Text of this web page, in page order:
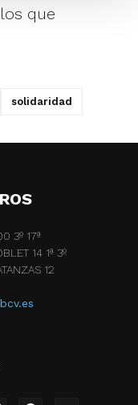
que
solidaridad
3º 17ª
14 1ª 3º
12